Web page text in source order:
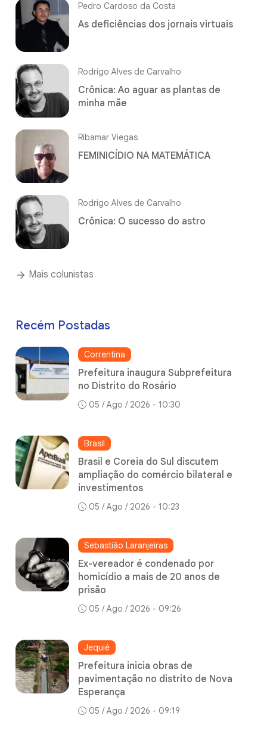
Pedro Cardoso da Costa
As deficiências dos jornais virtuais
Rodrigo Alves de Carvalho
Crônica: Ao aguar as plantas de
minha mãe
Ribamar Viegas
FEMINICÍDIO NA MATEMÁTICA
Rodrigo Alves de Carvalho
Crônica: O sucesso do astro
Mais colunistas
Recém Postadas
Correntina
Prefeitura inaugura Subprefeitura
no Distrito do Rosário
05 / Ago / 2026 - 10:30
Brasil
Brasil e Coreia do Sul discutem
ampliação do comércio bilateral e
investimentos
05 / Ago / 2026 - 10:23
Sebastião Laranjeiras
Ex-vereador é condenado por
homicídio a mais de 20 anos de
prisão
05 / Ago / 2026 - 09:26
Jequié
Prefeitura inicia obras de
pavimentação no distrito de Nova
Esperança
05 / Ago / 2026 - 09:19